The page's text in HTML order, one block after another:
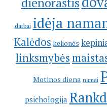
darbai idėja
Kalėdos kelionės
linksmybės
Motinos diena namai
psichologija